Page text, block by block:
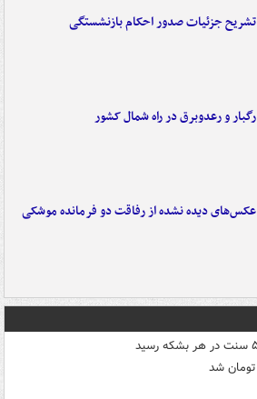
تشریح جزئیات صدور احکام بازنشستگی
رگبار و رعدوبرق در راه شمال کشور
عکس‌های دیده نشده از رفاقت دو فرمانده‌ موشکی